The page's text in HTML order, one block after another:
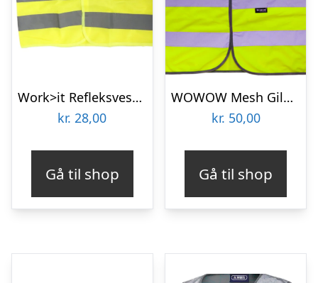
Work>it Refleksvest til børn
kr. 28,00
Gå til shop
WOWOW Mesh Gilet – Refleksvest til voksne – Neongul – Str. L
kr. 50,00
Gå til shop